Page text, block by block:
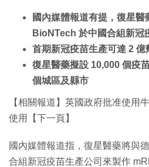
國內媒體報道有提，復星醫
BioNTech 於中國合組新冠
首期新冠疫苗生產可達 2 億
復星醫藥擬設 10,000 個疫
個城區及縣市
【相關報道】英國政府批准使用
使用【下一頁】
國內媒體報道指，復星醫藥將與
合組新冠疫苗生產公司來製作